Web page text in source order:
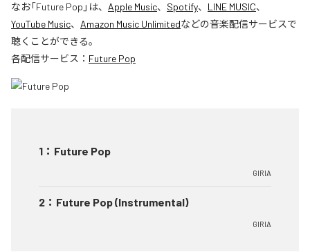
なお「Future Pop 」は、 Apple Music、 Spotify、 LINE MUSIC、
YouTube Music、 Amazon Music Unlimitedなどの音楽配信サービスで
聴くことができる。
各配信サービス： Future Pop
1 ： Future Pop
GIRIA
2 ： Future Pop (Instrumental)
GIRIA